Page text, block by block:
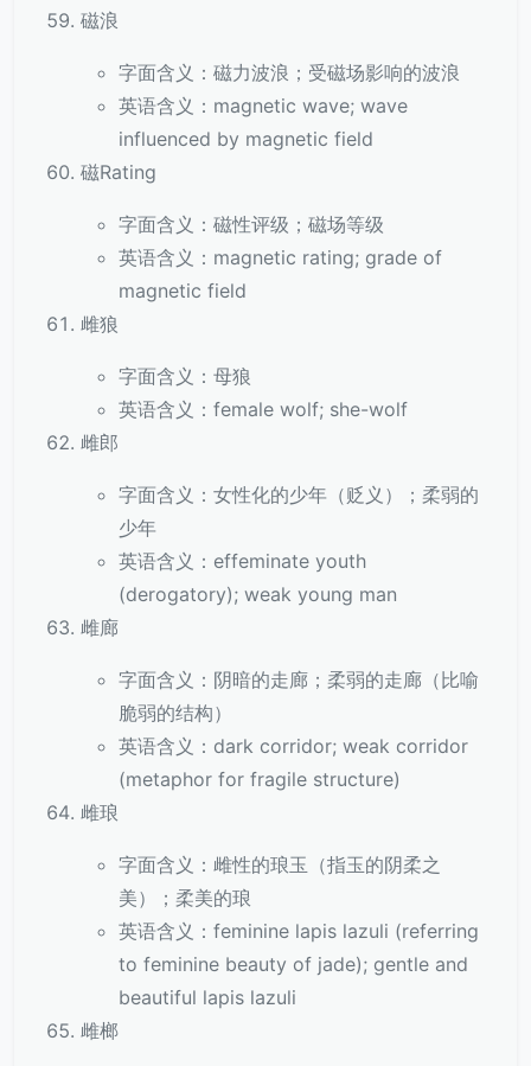
磁浪
字面含义：磁力波浪；受磁场影响的波浪
英语含义：magnetic wave; wave
influenced by magnetic field
磁Rating
字面含义：磁性评级；磁场等级
英语含义：magnetic rating; grade of
magnetic field
雌狼
字面含义：母狼
英语含义：female wolf; she-wolf
雌郎
字面含义：女性化的少年（贬义）；柔弱的
少年
英语含义：effeminate youth
(derogatory); weak young man
雌廊
字面含义：阴暗的走廊；柔弱的走廊（比喻
脆弱的结构）
英语含义：dark corridor; weak corridor
(metaphor for fragile structure)
雌琅
字面含义：雌性的琅玉（指玉的阴柔之
美）；柔美的琅
英语含义：feminine lapis lazuli (referring
to feminine beauty of jade); gentle and
beautiful lapis lazuli
雌榔